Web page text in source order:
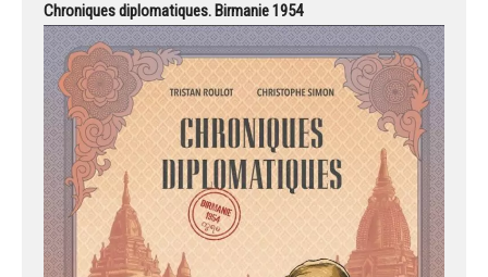
Chroniques diplomatiques. Birmanie 1954